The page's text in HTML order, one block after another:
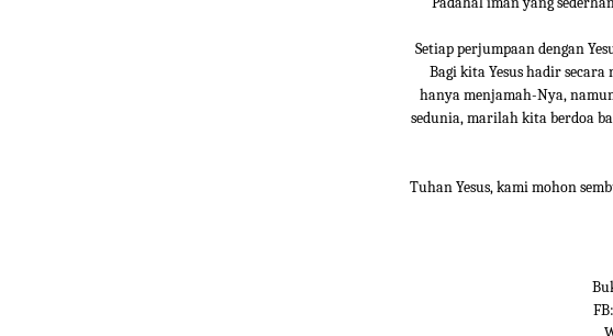
Setiap perjumpaan dengan
Bagi kita Yesus hadir
hanya menjamah-Nya,
sedunia, marilah kita berdoa
Tuhan Yesus, kami mohon
FB: